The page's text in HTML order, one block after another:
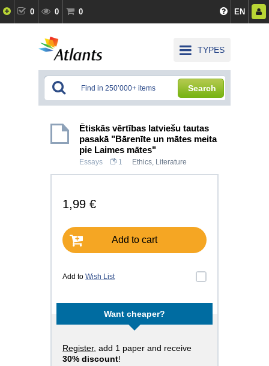
0 0 0 EN
TYPES
Search
Ētiskās vērtības latviešu tautas
pasakā "Bārenīte un mātes meita
pie Laimes mātes"
Essays 1 Ethics, Literature
1,99 €
Add to cart
Add to Wish List
Want cheaper?
Register, add 1 paper and receive
30% discount!